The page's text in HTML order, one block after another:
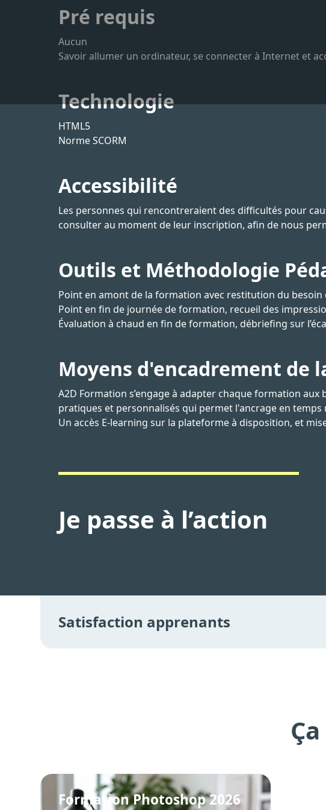
Pré requis
Aucun
Savoir allumer un ordinateur, se connecter à Internet et
Technologie
HTML5
Norme SCORM
Accessibilité
Les personnes qui rencontreraient des difficultés pour
consulter au moment de leur inscription, afin de nous
Outils et Méthodologie
Point en amont de la formation avec restitution du besoin
Point en fin de journée de formation, recueil des
Évaluation à chaud en fin de formation, débriefing sur
Moyens d'encadrement de
A2D Formation s’engage à adapter chaque formation aux
pratiques et personnalisés qui permet l'ancrage en temps
Un accès E-learning sur la plateforme à disposition, et
Je passe à l’action
Satisfaction apprenants
Formation Photoshop 2026